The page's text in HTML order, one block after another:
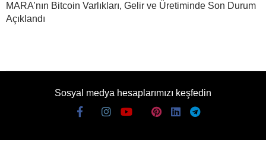
MARA’nın Bitcoin Varlıkları, Gelir ve Üretiminde Son Durum
Açıklandı
Sosyal medya hesaplarımızı keşfedin